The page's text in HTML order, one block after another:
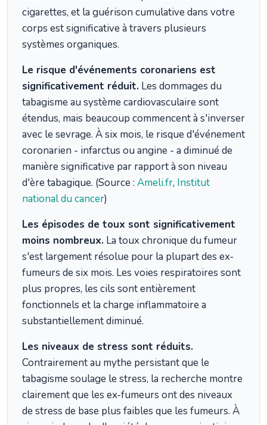
cigarettes, et la guérison cumulative dans votre
corps est significative à travers plusieurs
systèmes organiques.
Le risque d'événements coronariens est
significativement réduit. Les dommages du
tabagisme au système cardiovasculaire sont
étendus, mais beaucoup commencent à s'inverser
avec le sevrage. À six mois, le risque d'événement
coronarien - infarctus ou angine - a diminué de
manière significative par rapport à son niveau
d'ère tabagique. (Source : Ameli.fr, Institut
national du cancer)
Les épisodes de toux sont significativement
moins nombreux. La toux chronique du fumeur
s'est largement résolue pour la plupart des ex-
fumeurs de six mois. Les voies respiratoires sont
plus propres, les cils sont entièrement
fonctionnels et la charge inflammatoire a
substantiellement diminué.
Les niveaux de stress sont réduits.
Contrairement au mythe persistant que le
tabagisme soulage le stress, la recherche montre
clairement que les ex-fumeurs ont des niveaux
de stress de base plus faibles que les fumeurs. À